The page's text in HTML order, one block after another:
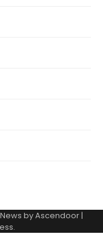
byAscendoor |
.